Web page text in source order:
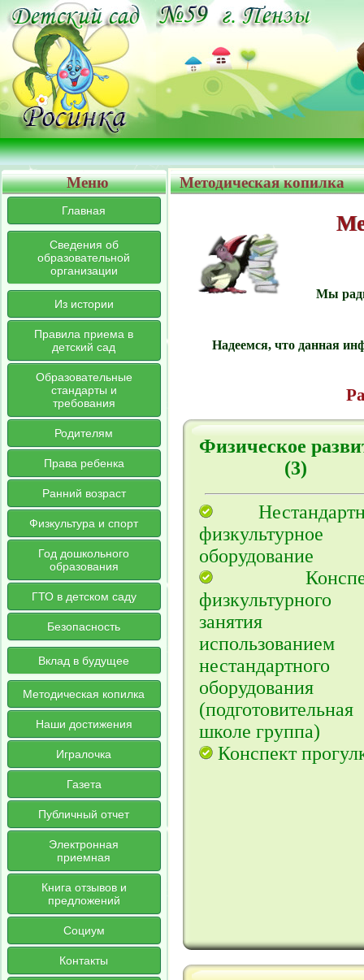
Меню
Главная
Сведения об
образовательной
организации
Из истории
Правила приема в
детский сад
Образовательные
стандарты и
требования
Родителям
Права ребенка
Ранний возраст
Физкультура и спорт
Год дошкольного
образования
ГТО в детском саду
Безопасность
Вклад в будущее
Методическая копилка
Наши достижения
Игралочка
Газета
Публичный отчет
Электронная
приемная
Книга отзывов и
предложений
Социум
Контакты
Методическая копилка
Мы
Надеемся, что данная
Физическое
(3)
физкультурное
оборудование
физкультурного
занятия
использованием
нестандартного
оборудования
школе группа)
Конспект